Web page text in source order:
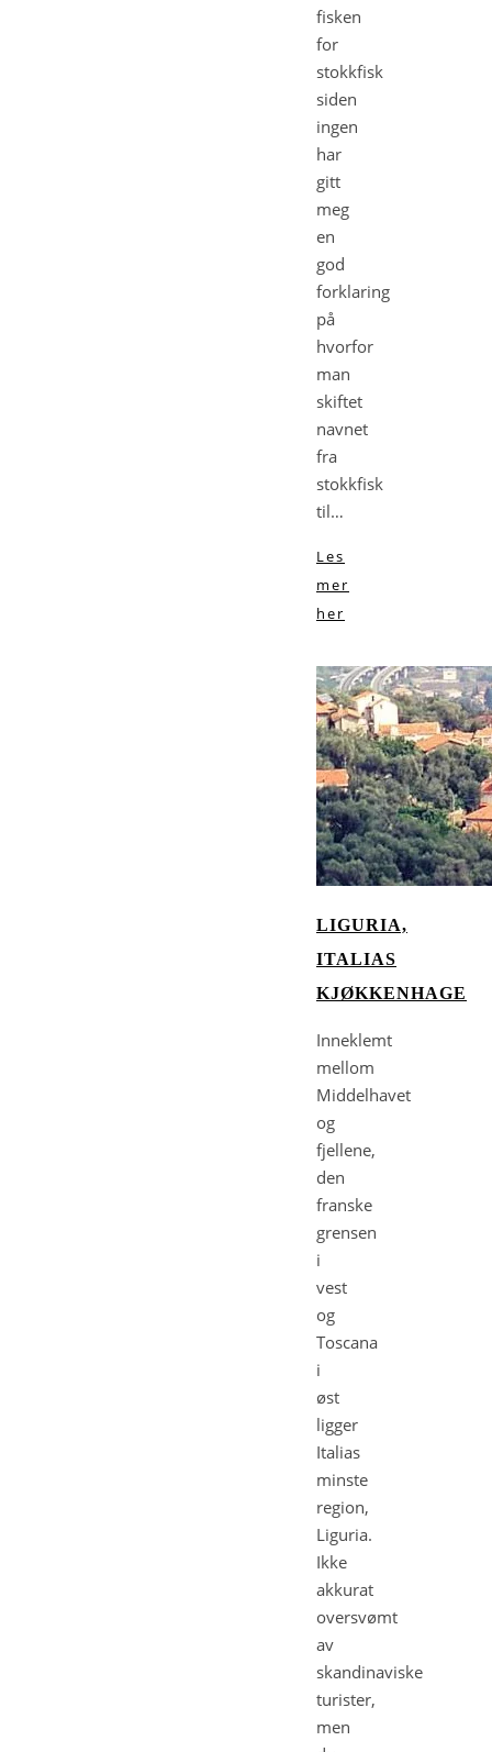
fisken
for
stokkfisk
siden
ingen
har
gitt
meg
en
god
forklaring
på
hvorfor
man
skiftet
navnet
fra
stokkfisk
til…
Les
mer
her
LIGURIA,
ITALIAS
KJØKKENHAGE
Inneklemt
mellom
Middelhavet
og
fjellene,
den
franske
grensen
i
vest
og
Toscana
i
øst
ligger
Italias
minste
region,
Liguria.
Ikke
akkurat
oversvømt
av
skandinaviske
turister,
men